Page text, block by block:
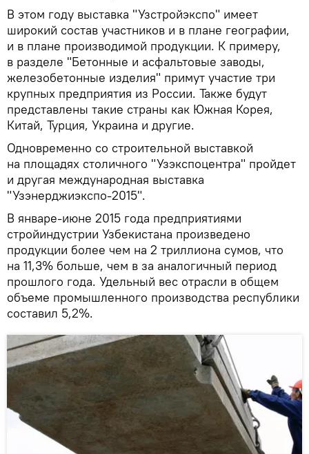
В этом году выставка "Узстройэкспо" имеет
широкий состав участников и в плане географии,
и в плане производимой продукции. К примеру,
в разделе "Бетонные и асфальтовые заводы,
железобетонные изделия" примут участие три
крупных предприятия из России. Также будут
представлены такие страны как Южная Корея,
Китай, Турция, Украина и другие.
Одновременно со строительной выставкой
на площадях столичного "Узэкспоцентра" пройдет
и другая международная выставка
"Узэнерджиэкспо-2015".
В январе-июне 2015 года предприятиями
стройиндустрии Узбекистана произведено
продукции более чем на 2 триллиона сумов, что
на 11,3% больше, чем в за аналогичный период
прошлого года. Удельный вес отрасли в общем
объеме промышленного производства республики
составил 5,2%.